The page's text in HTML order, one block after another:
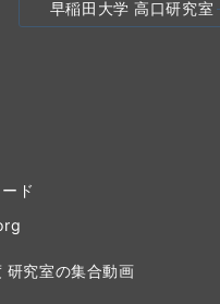
早稲田大学 高口研究室
ド
究室の集合動画